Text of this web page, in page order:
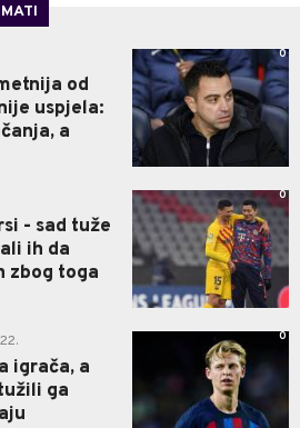
od
uspjela:
a
0
- sad tuže
ih da
zbog toga
0
igrača, a
ga
0